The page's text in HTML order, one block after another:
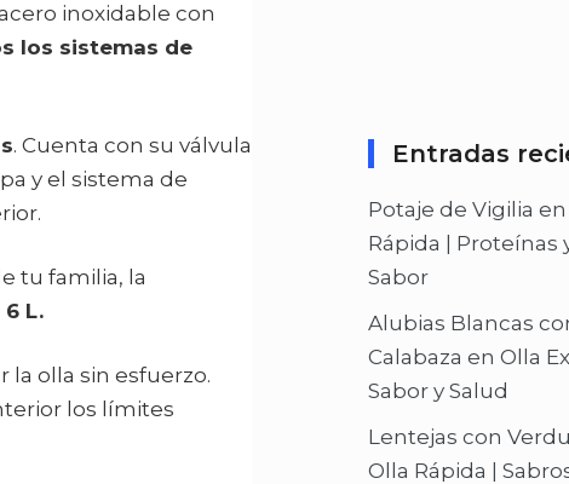
inoxidable con
los sistemas de
. Cuenta con su válvula
y el sistema de
tu familia, la
L.
la olla sin esfuerzo.
los límites
Entradas
Potaje de Vigilia en
Rápida | Proteínas
Sabor
Alubias Blancas
Calabaza en Olla
Sabor y Salud
Lentejas con
Olla Rápida |